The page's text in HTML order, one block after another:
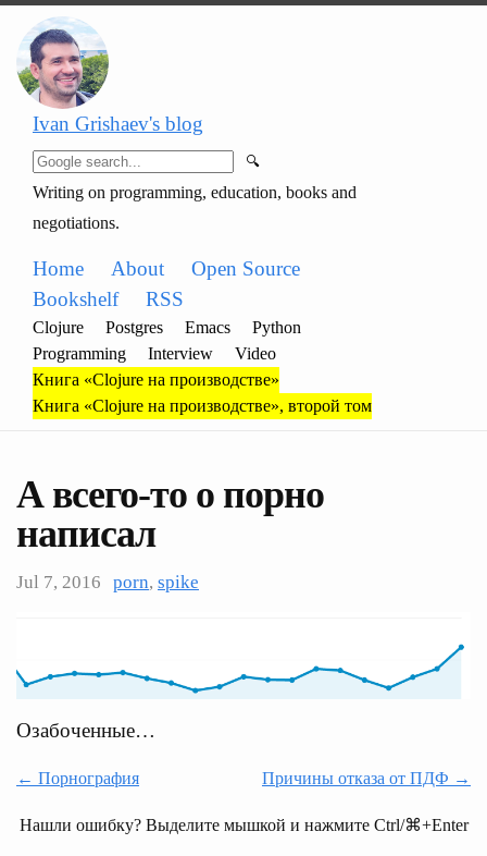
Ivan Grishaev's blog
🔍
Writing on programming, education, books and
negotiations.
Home About
Open Source
Bookshelf
RSS
Clojure Postgres Emacs
Python
Programming
Interview
Video
Книга «Clojure на производстве»
Книга «Clojure на производстве», второй том
А всего-то о порно
написал
Jul 7, 2016 porn, spike
Озабоченные…
← Порнография Причины отказа от ПДФ →
Нашли ошибку? Выделите мышкой и нажмите Ctrl/⌘+Enter